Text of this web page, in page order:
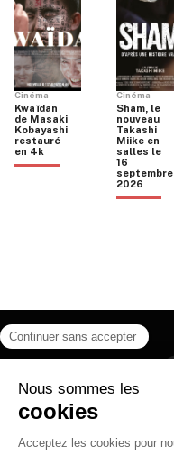
Cinéma
Kwaïdan
de Masaki
Kobayashi
restauré
en 4k
Cinéma
Sham, le
nouveau
Takashi
Miike en
salles le
16
septembre
2026